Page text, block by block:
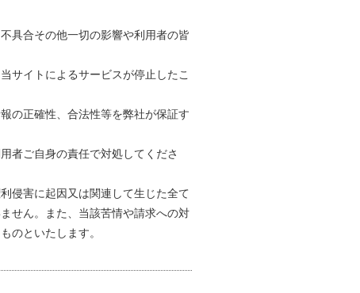
具合その他一切の影響や利用者の皆
サイトによるサービスが停止したこ
の正確性、合法性等を弊社が保証す
者ご自身の責任で対処してくださ
侵害に起因又は関連して生じた全て
せん。また、当該苦情や請求への対
のといたします。